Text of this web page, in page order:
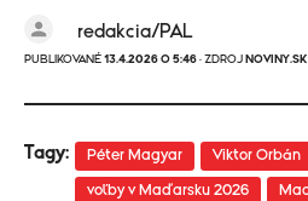
redakcia/PAL
PUBLIKOVANÉ 13.4.2026 O 5:46 · ZDROJ
Tagy: Péter Magyar Viktor Orbán
voľby v Maďarsku 2026